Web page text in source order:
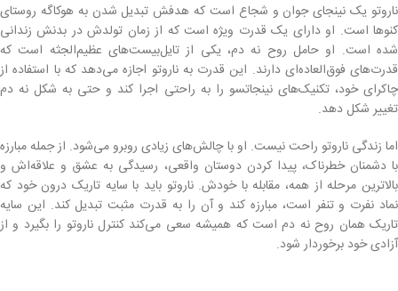
ناروتو یک نینجای جوان و شجاع است که هدفش تبدیل شدن به هوکاگه روستای
کنوها است. او دارای یک قدرت ویژه است که از زمان تولدش در بدنش زندانی
شده است. او حامل روح نه دم، یکی از تایل‌بیست‌های عظیم‌الجثه است که
قدرت‌های فوق‌العاده‌ای دارند. این قدرت به ناروتو اجازه می‌دهد که با استفاده از
چاکرای خود، تکنیک‌های نینجاتسو را به راحتی اجرا کند و حتی به شکل نه دم
تغییر شکل دهد.
اما زندگی ناروتو راحت نیست. او با چالش‌های زیادی روبرو می‌شود. از جمله مبارزه
با دشمنان خطرناک، پیدا کردن دوستان واقعی، رسیدگی به عشق و علاقه‌اش و
بالاترین مرحله از همه، مقابله با خودش. ناروتو باید با سایه تاریک درون خود که
نماد نفرت و تنفر است، مبارزه کند و آن را به قدرت مثبت تبدیل کند. این سایه
تاریک همان روح نه دم است که همیشه سعی می‌کند کنترل ناروتو را بگیرد و از
آزادی خود برخوردار شود.